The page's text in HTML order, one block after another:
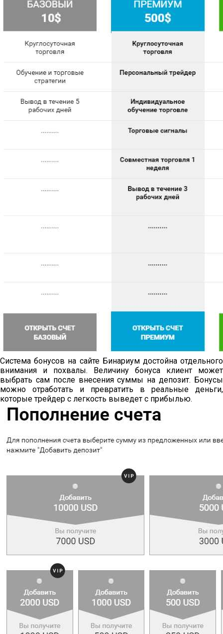
Система бонусов на сайте Бинариум достойна отдельного
внимания и похвалы. Величину бонуса клиент может
выбрать сам после внесения суммы на депозит. Бонусы
можно отработать и превратить в реальные деньги,
которые трейдер с легкость выведет с прибылью.